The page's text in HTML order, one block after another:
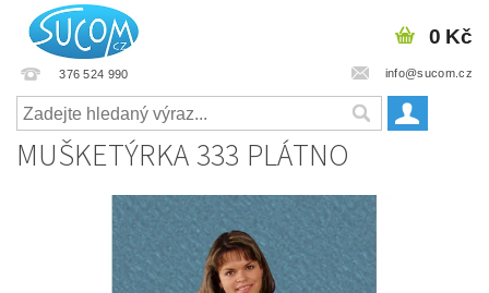
376 524 990 info@sucom.cz
0 Kč
MUŠKETÝRKA 333 PLÁTNO